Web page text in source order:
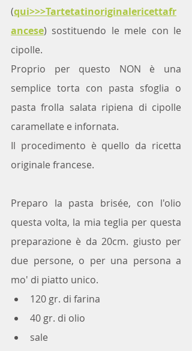
(qui>>>Tartetatinoriginalericettafr
ancese) sostituendo le mele con le
cipolle.
Proprio per questo NON è una
semplice torta con pasta sfoglia o
pasta frolla salata ripiena di cipolle
caramellate e infornata.
Il procedimento è quello da ricetta
originale francese.
Preparo la pasta brisée, con l'olio
questa volta, la mia teglia per questa
preparazione è da 20cm. giusto per
due persone, o per una persona a
mo' di piatto unico.
120 gr. di farina
40 gr. di olio
sale